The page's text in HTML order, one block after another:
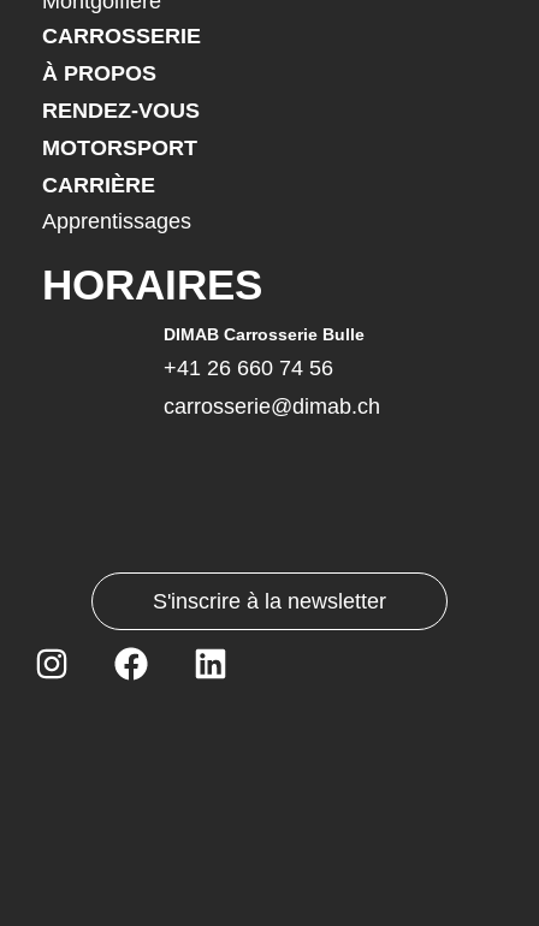
CARROSSERIE
À PROPOS
RENDEZ-VOUS
MOTORSPORT
CARRIÈRE
Apprentissages
HORAIRES
DIMAB Carrosserie Bulle
+41 26 660 74 56
carrosserie@dimab.ch
S'inscrire à la newsletter